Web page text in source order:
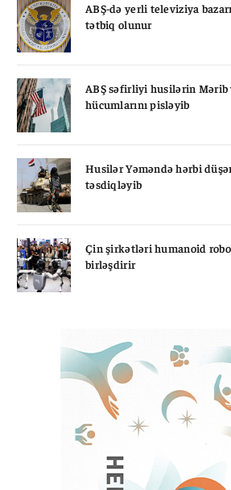
ABŞ-də yerli televiziya
tətbiq olunur
ABŞ səfirliyi husilərin Mərib
hücumlarını pisləyib
Husilər Yəməndə hərbi
təsdiqləyib
Çin şirkətləri humanoid
birləşdirir